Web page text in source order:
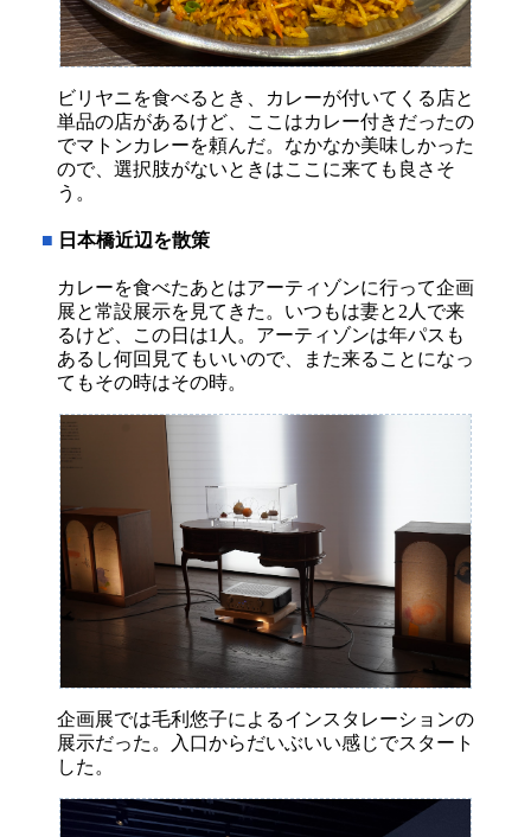
ビリヤニを食べるとき、カレーが付いてくる店と
単品の店があるけど、ここはカレー付きだったの
でマトンカレーを頼んだ。なかなか美味しかった
ので、選択肢がないときはここに来ても良さそ
う。
■ 日本橋近辺を散策
カレーを食べたあとはアーティゾンに行って企画
展と常設展示を見てきた。いつもは妻と2人で来
るけど、この日は1人。アーティゾンは年パスも
あるし何回見てもいいので、また来ることになっ
てもその時はその時。
企画展では毛利悠子によるインスタレーションの
展示だった。入口からだいぶいい感じでスタート
した。